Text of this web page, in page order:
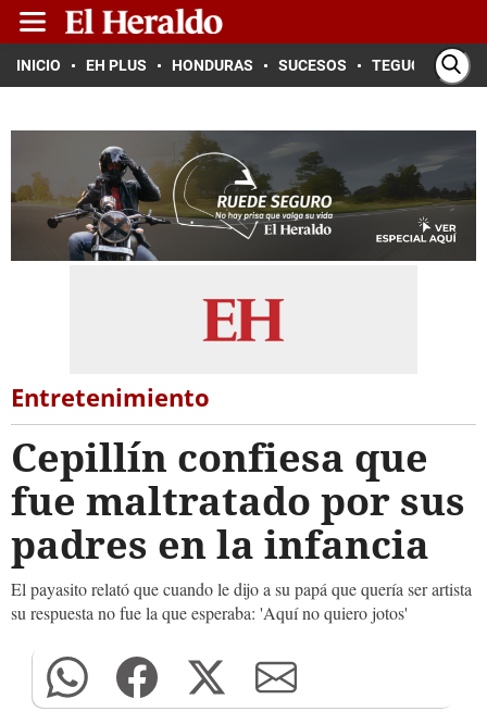
INICIO EH PLUS HONDURAS SUCESOS TEGUCIGALPA
Entretenimiento
Cepillín confiesa que
fue maltratado por sus
padres en la infancia
El payasito relató que cuando le dijo a su papá que quería ser artista
su respuesta no fue la que esperaba: 'Aquí no quiero jotos'